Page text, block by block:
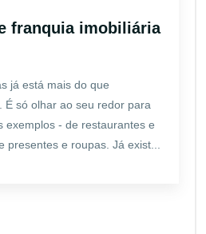
franquia imobiliária
já está mais do que
É só olhar ao seu redor para
exemplos - de restaurantes e
presentes e roupas. Já exist...